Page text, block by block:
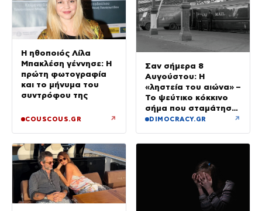
Η ηθοποιός Λίλα
Μπακλέση γέννησε: Η
πρώτη φωτογραφία
και το μήνυμα του
συντρόφου της
COUSCOUS.GR ↗
Σαν σήμερα 8
Αυγούστου: Η
«ληστεία του αιώνα» –
Το ψεύτικο κόκκινο
σήμα που σταμάτησε
τρένο με 2,6 εκατ.
DIMOCRACY.GR ↗